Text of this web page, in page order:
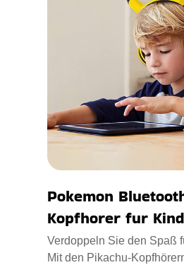
Pokemon
Kopfhorer fur
Verdoppeln Sie den Spaß
Mit den Pikachu-